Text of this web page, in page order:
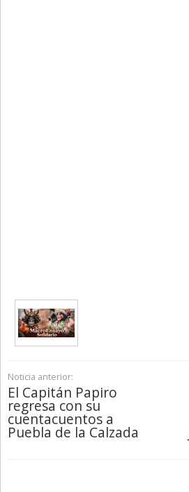
Noticia anterior:
El Capitán Papiro
regresa con su
cuentacuentos a
Puebla de la Calzada